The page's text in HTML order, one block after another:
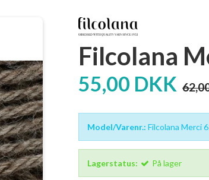
Filcolana
55,00 DKK
Model/Varenr.: Filcolana Merci
Lagerstatus: På lager